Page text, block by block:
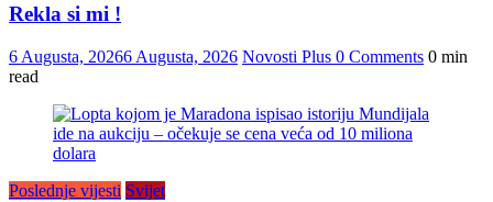
Rekla si mi !
6 Augusta, 20266 Augusta, 2026 Novosti Plus 0 Comments 0 min
read
Poslednje vijesti Svijet